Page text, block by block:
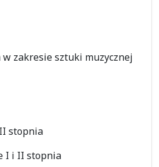
w zakresie sztuki muzycznej
stopnia
I i II stopnia